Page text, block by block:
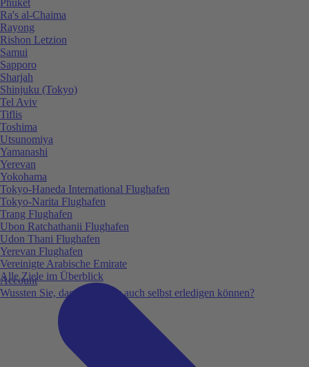
Account
Wussten Sie, dass Sie vieles auch selbst erledigen können?
Ra's al-Chaima
Rayong
Rishon Letzion
Samui
Sapporo
Sharjah
Shinjuku (Tokyo)
Tel Aviv
Tiflis
Toshima
Utsunomiya
Yamanashi
Yerevan
Yokohama
Tokyo-Haneda International Flughafen
Tokyo-Narita Flughafen
Trang Flughafen
Ubon Ratchathanii Flughafen
Udon Thani Flughafen
Yerevan Flughafen
Vereinigte Arabische Emirate
Alle Ziele im Überblick